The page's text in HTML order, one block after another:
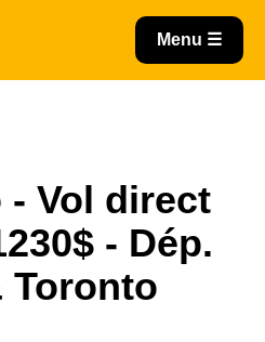
Vol direct
- Dép.
Toronto